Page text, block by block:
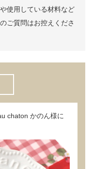
使用している材料など
ご質問はお控えくださ
chaton かのん様に